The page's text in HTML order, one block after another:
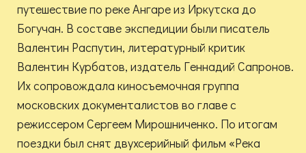
путешествие по реке Ангаре из Иркутска до
Богучан. В составе экспедиции были писатель
Валентин Распутин, литературный критик
Валентин Курбатов, издатель Геннадий Сапронов.
Их сопровождала киносъемочная группа
московских документалистов во главе с
режиссером Сергеем Мирошниченко. По итогам
поездки был снят двухсерийный фильм «Река